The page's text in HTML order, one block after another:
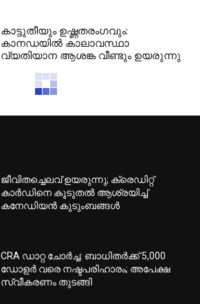
കാട്ടുതീയും ഉഷ്ണതരംഗവും:
കാനഡയിൽ കാലാവസ്ഥാ
വ്യതിയാന ആശങ്ക വീണ്ടും ഉയരുന്നു
ജീവിതച്ചെലവ് ഉയരുന്നു; ക്രെഡിറ്റ്
കാർഡിനെ കൂടുതൽ ആശ്രയിച്ച്
കനേഡിയൻ കുടുംബങ്ങൾ
CRA ഡാറ്റ ചോർച്ച: ബാധിതർക്ക് 5,000
ഡോളർ വരെ നഷ്ടപരിഹാരം; അപേക്ഷ
സ്വീകരണം തുടങ്ങി